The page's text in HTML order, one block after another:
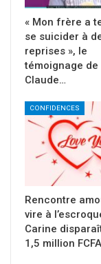
« Mon frère a
se suicider à
reprises », le
témoignage de
Claude…
CONFIDENCES
Rencontre
vire à
Carine
1,5 million FCFA